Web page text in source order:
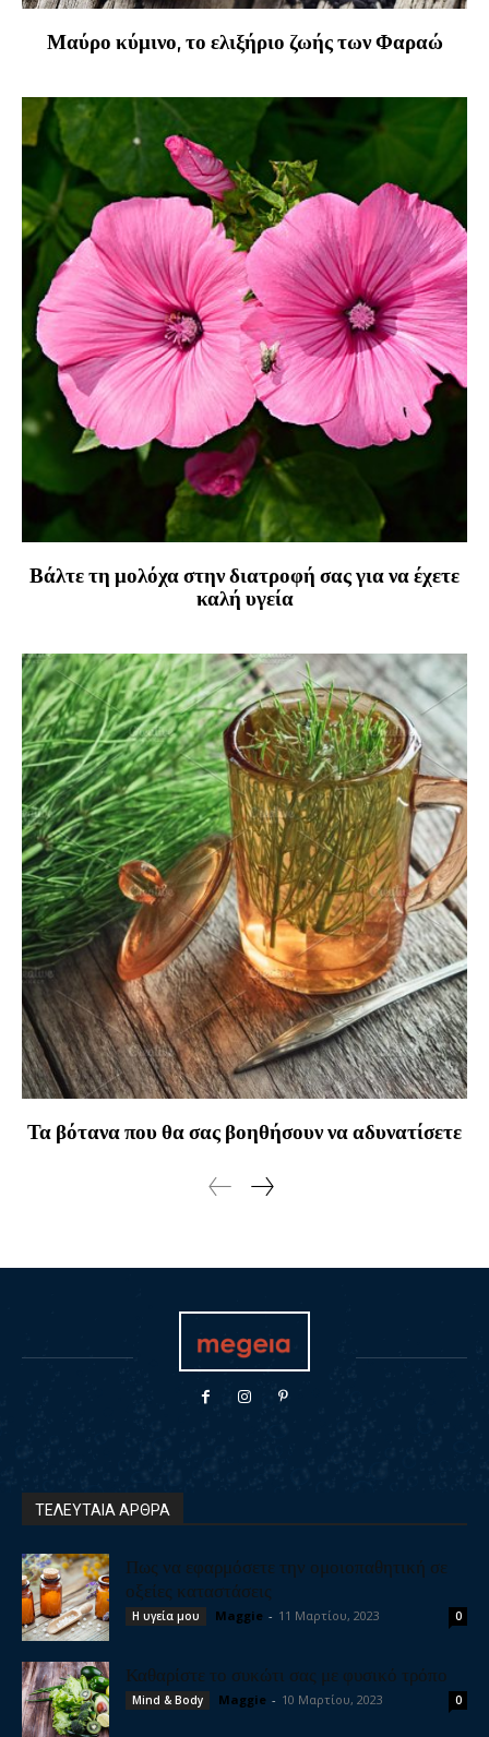
Μαύρο κύμινο, το ελιξήριο ζωής των Φαραώ
Βάλτε τη μολόχα στην διατροφή σας για να έχετε
καλή υγεία
Τα βότανα που θα σας βοηθήσουν να αδυνατίσετε
ΤΕΛΕΥΤΑΙΑ ΑΡΘΡΑ
Πως να εφαρμόσετε την ομοιοπαθητική σε
οξείες καταστάσεις
Η υγεία μου Maggie - 11 Μαρτίου, 2023 0
Καθαρίστε το συκώτι σας με φυσικό τρόπο
Mind & Body Maggie - 10 Μαρτίου, 2023 0